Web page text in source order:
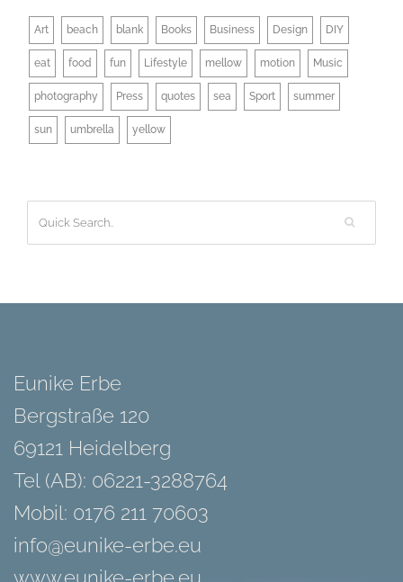
Art beach blank Books Business Design DIY
eat food fun Lifestyle mellow motion Music
photography Press quotes sea Sport summer
sun umbrella yellow
Eunike Erbe
Bergstraße 120
69121 Heidelberg
Tel (AB): 06221-3288764
Mobil: 0176 211 70603
info@eunike-erbe.eu